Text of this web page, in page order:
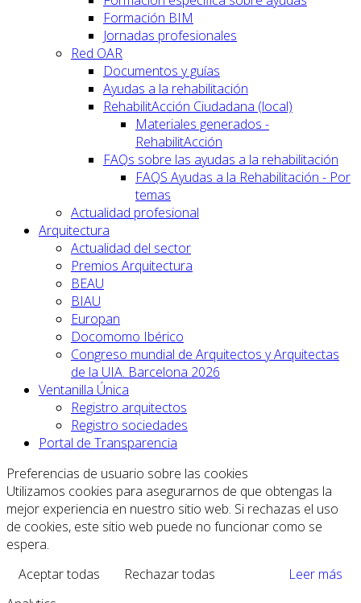
Formación BIM
Jornadas profesionales
Red OAR
Documentos y guías
Ayudas a la rehabilitación
RehabilitAcción Ciudadana (local)
Materiales generados -
RehabilitAcción
FAQs sobre las ayudas a la rehabilitación
FAQS Ayudas a la Rehabilitación - Por
temas
Actualidad profesional
Arquitectura
Actualidad del sector
Premios Arquitectura
BEAU
BIAU
Europan
Docomomo Ibérico
Congreso mundial de Arquitectos y Arquitectas
de la UIA. Barcelona 2026
Ventanilla Única
Registro arquitectos
Registro sociedades
Portal de Transparencia
Preferencias de usuario sobre las cookies
Utilizamos cookies para asegurarnos de que obtengas la
mejor experiencia en nuestro sitio web. Si rechazas el uso
de cookies, este sitio web puede no funcionar como se
espera.
Aceptar todas
Rechazar todas
Leer más